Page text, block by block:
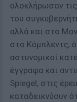
ολοκλήρωσαν
του
αλλά και στο
στο Κόμπλεντς,
αστυνομικοί
έγγραφα και
Spiegel, στις
καταδεικνύουν